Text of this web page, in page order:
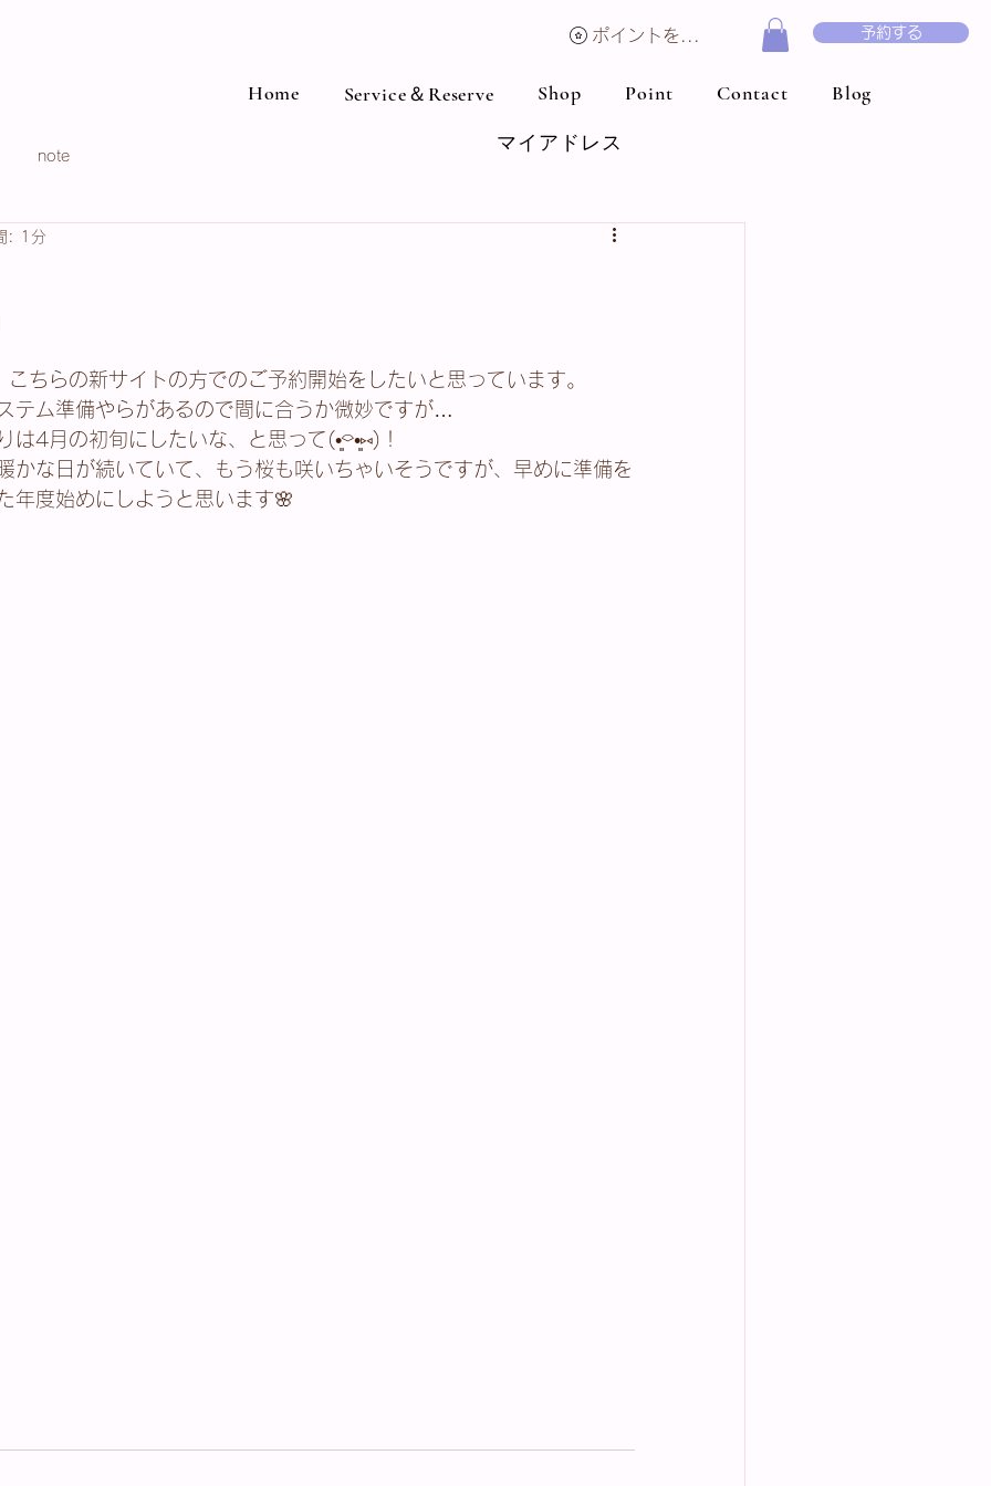
予約する
Home Service＆Reserve Shop Point Contact Blog
マイアドレス
ログイン
note
: 1分
ちらの新サイトの方でのご予約開始をしたいと思っています。
テム準備やらがあるので間に合うか微妙ですが…
は4月の初旬にしたいな、と思って(•͈⌔•͈⑅)！
かな日が続いていて、もう桜も咲いちゃいそうですが、早めに準備を
年度始めにしようと思います🌸